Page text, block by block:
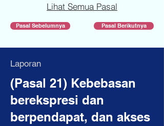
Lihat Semua Pasal
Pasal Sebelumnya Pasal Berikutnya
Laporan
(Pasal 21) Kebebasan
berekspresi dan
berpendapat, dan akses